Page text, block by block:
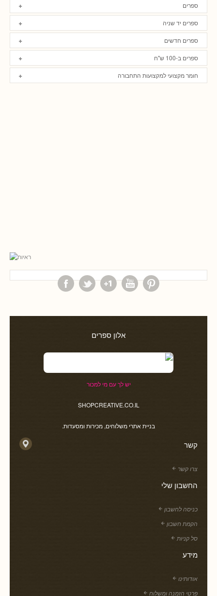
ספרים
ספרים יד שניה
ספרים חדשים
ספרים ב-100 ש"ח
חומר מקצועי למקצועות התחבורה
אלון ספרים
יש לך עם מי למכור
SHOPCREATIVE.CO.IL
בניית אתרי משלוחים, מכירות ומסעדות.
קשר
צרו קשר
החשבון שלי
כניסה לחשבון
הקמת חשבון
סל קניות
מידע
אודותינו
פרטי הזמנה ומשלוח